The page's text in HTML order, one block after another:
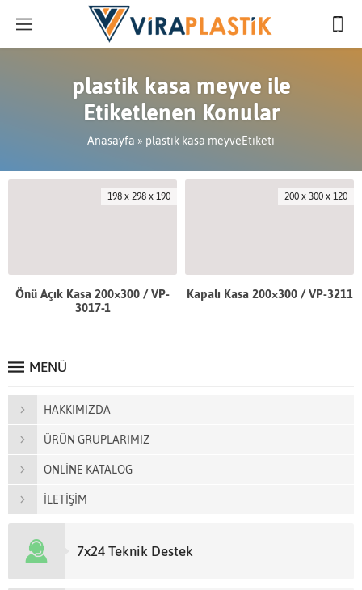
plastik kasa meyve ile
Etiketlenen Konular
Anasayfa » plastik kasa meyveEtiketi
198 x 298 x 190
Önü Açık Kasa 200×300 / VP-
3017-1
200 x 300 x 120
Kapalı Kasa 200×300 / VP-3211
MENÜ
HAKKIMIZDA
ÜRÜN GRUPLARIMIZ
ONLİNE KATALOG
İLETİŞİM
7x24 Teknik Destek